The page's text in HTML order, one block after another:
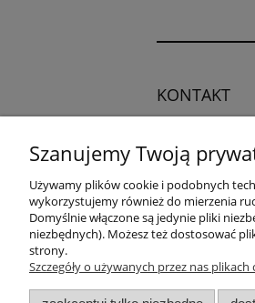
KONTAKT
+48
749
adres:
Koszalin
Szanujemy Twoją
Używamy plików cookie i podobnych
wykorzystujemy również do mierzenia
Domyślnie włączone są jedynie pliki
niezbędnych). Możesz też dostosować
strony.
Szczegóły o używanych przez nas